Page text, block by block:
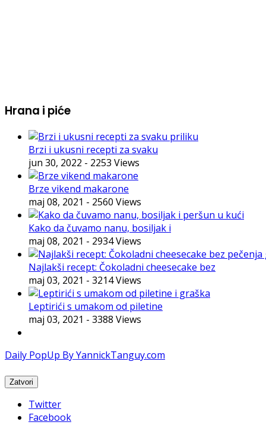
Hrana i piće
Brzi i ukusni recepti za svaku
jun 30, 2022 - 2253 Views
Brze vikend makarone
maj 08, 2021 - 2560 Views
Kako da čuvamo nanu, bosiljak i
maj 08, 2021 - 2934 Views
Najlakši recept: Čokoladni cheesecake bez
maj 03, 2021 - 3214 Views
Leptirići s umakom od piletine
maj 03, 2021 - 3388 Views
Daily PopUp By YannickTanguy.com
Twitter
Facebook